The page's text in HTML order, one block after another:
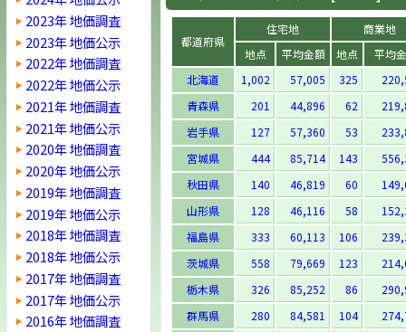
都道府県
住宅地
商業地
地点
平均金額 地点
平均
北海道
1,002 57,005 325
青森県
201 44,896 62
岩手県
127 57,360 53
宮城県
444 85,714 143
秋田県
140 46,819 60
山形県
128 46,116 58
福島県
333 60,113 106
茨城県
558 79,669 123
栃木県
326 85,252 86
群馬県
280 84,581 104
2023年 地価調査
2023年 地価公示
2022年 地価調査
2022年 地価公示
2021年 地価調査
2021年 地価公示
2020年 地価調査
2020年 地価公示
2019年 地価調査
2019年 地価公示
2018年 地価調査
2018年 地価公示
2017年 地価調査
2017年 地価公示
2016年 地価調査